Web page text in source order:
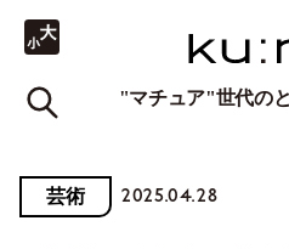
"マチュア"世代の
芸術 2025.04.28